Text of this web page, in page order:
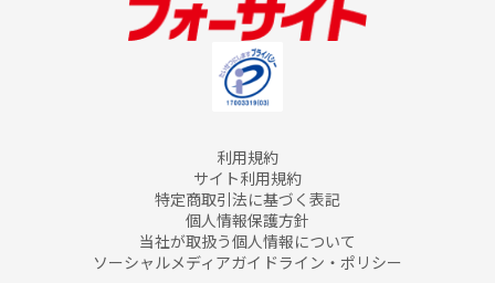
利用規約
サイト利用規約
特定商取引法に基づく表記
個人情報保護方針
当社が取扱う個人情報について
ソーシャルメディアガイドライン・ポリシー